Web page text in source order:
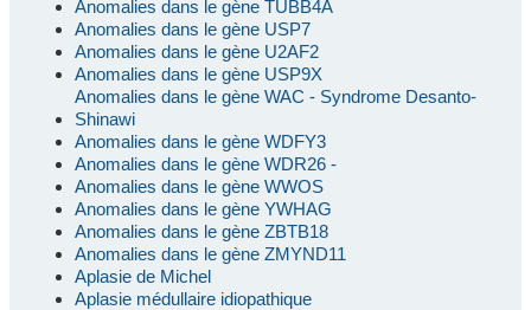
Anomalies dans le gène TUBB4A
Anomalies dans le gène USP7
Anomalies dans le gène U2AF2
Anomalies dans le gène USP9X
Anomalies dans le gène WAC - Syndrome Desanto-
Shinawi
Anomalies dans le gène WDFY3
Anomalies dans le gène WDR26 -
Anomalies dans le gène WWOS
Anomalies dans le gène YWHAG
Anomalies dans le gène ZBTB18
Anomalies dans le gène ZMYND11
Aplasie de Michel
Aplasie médullaire idiopathique